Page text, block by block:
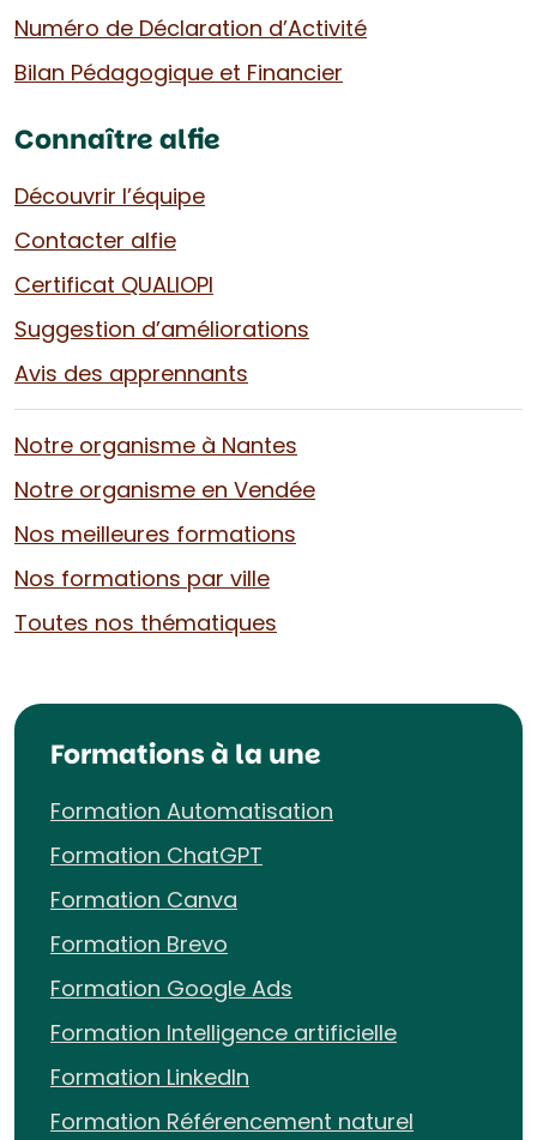
Numéro de Déclaration d’Activité
Bilan Pédagogique et Financier
Connaître alfie
Découvrir l’équipe
Contacter alfie
Certificat QUALIOPI
Suggestion d’améliorations
Avis des apprennants
Notre organisme à Nantes
Notre organisme en Vendée
Nos meilleures formations
Nos formations par ville
Toutes nos thématiques
Formations à la une
Formation Automatisation
Formation ChatGPT
Formation Canva
Formation Brevo
Formation Google Ads
Formation Intelligence artificielle
Formation LinkedIn
Formation Référencement naturel